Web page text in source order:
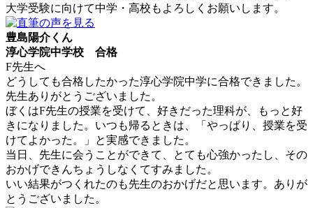
大学受験に向けて中学・高校もよろしくお願いします。
豊島陽介くん
淳心学院中学校 合格
F先生へ
どうしても合格したかった淳心学院中学に合格できました。
先生ありがとうございました。
ぼくはF先生の授業を受けて、好きだった理科が、もっと好
きになりました。いつも帰るときは、「やっぱり、授業を受
けてよかった。」と実感できました。
当日、先生に会うことができて、とても心強かったし、その
おかげできんちょうしなくてすみました。
いい結果がつくれたのも先生のおかげだと思います。ありが
とうございました。